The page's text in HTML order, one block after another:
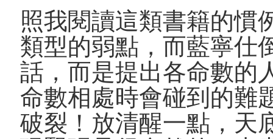
照我閱讀這類書籍的慣
類型的弱點，而藍寧仕
話，而是提出各命數的
命數相處時會碰到的難
破裂！放清醒一點，天